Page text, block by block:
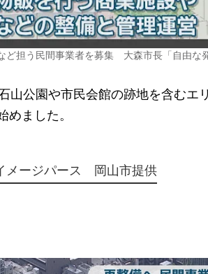
担う民間事業者を募集 大森市長「自由な発
山公園や市民会館の跡地を含むエ
めました。
メージパース 岡山市提供